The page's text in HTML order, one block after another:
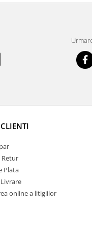
Retur
Plata
online a litigiilor